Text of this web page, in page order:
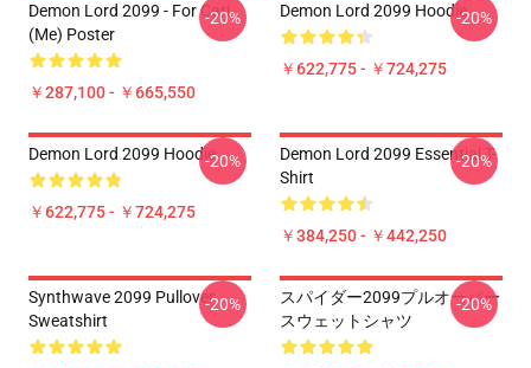
Demon Lord 2099 - For Cari
(me) Poster
￥287,100 - ￥665,550
-20% Demon Lord 2099 Hoodie
￥622,775 - ￥724,275
-20%
Demon Lord 2099 Hoodie
￥622,775 - ￥724,275
-20%
Demon Lord 2099 Essential T-
Shirt
￥384,250 - ￥442,250
-20%
Synthwave 2099 Pullover
Sweatshirt
-20%
スパイダー2099プルオーバー
スウェットシャツ
-20%